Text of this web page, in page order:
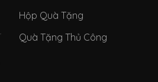
Hộp Quà Tặng
Quà Tặng Thủ Công